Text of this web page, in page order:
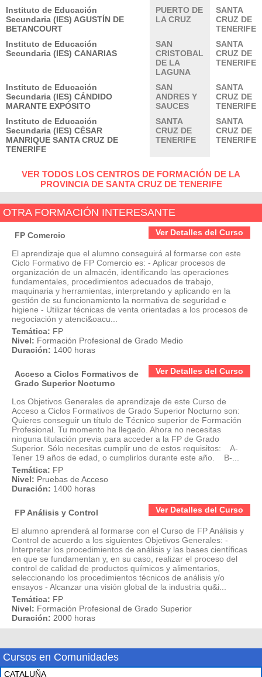
Instituto de Educación
Secundaria (IES) AGUSTÍN DE
BETANCOURT
PUERTO DE
LA CRUZ
SANTA
CRUZ DE
TENERIFE
Instituto de Educación
Secundaria (IES) CANARIAS
SAN
CRISTOBAL
DE LA
LAGUNA
SANTA
CRUZ DE
TENERIFE
Instituto de Educación
Secundaria (IES) CÁNDIDO
MARANTE EXPÓSITO
SAN
ANDRES Y
SAUCES
SANTA
CRUZ DE
TENERIFE
Instituto de Educación
Secundaria (IES) CÉSAR
MANRIQUE SANTA CRUZ DE
TENERIFE
SANTA
CRUZ DE
TENERIFE
SANTA
CRUZ DE
TENERIFE
VER TODOS LOS CENTROS DE FORMACIÓN DE LA
PROVINCIA DE SANTA CRUZ DE TENERIFE
OTRA FORMACIÓN INTERESANTE
Ver Detalles del Curso
FP Comercio
El aprendizaje que el alumno conseguirá al formarse con este
Ciclo Formativo de FP Comercio es: - Aplicar procesos de
organización de un almacén, identificando las operaciones
fundamentales, procedimientos adecuados de trabajo,
maquinaria y herramientas, interpretando y aplicando en la
gestión de su funcionamiento la normativa de seguridad e
higiene - Utilizar técnicas de venta orientadas a los procesos de
negociación y atenci&oacu...
Temática: FP
Nivel: Formación Profesional de Grado Medio
Duración: 1400 horas
Ver Detalles del Curso
Acceso a Ciclos Formativos de
Grado Superior Nocturno
Los Objetivos Generales de aprendizaje de este Curso de
Acceso a Ciclos Formativos de Grado Superior Nocturno son:
Quieres conseguir un título de Técnico superior de Formación
Profesional. Tu momento ha llegado. Ahora no necesitas
ninguna titulación previa para acceder a la FP de Grado
Superior. Sólo necesitas cumplir uno de estos requisitos: A-
Tener 19 años de edad, o cumplirlos durante este año. B-...
Temática: FP
Nivel: Pruebas de Acceso
Duración: 1400 horas
Ver Detalles del Curso
FP Análisis y Control
El alumno aprenderá al formarse con el Curso de FP Análisis y
Control de acuerdo a los siguientes Objetivos Generales: -
Interpretar los procedimientos de análisis y las bases científicas
en que se fundamentan y, en su caso, realizar el proceso del
control de calidad de productos químicos y alimentarios,
seleccionando los procedimientos técnicos de análisis y/o
ensayos - Alcanzar una visión global de la industria qu&i...
Temática: FP
Nivel: Formación Profesional de Grado Superior
Duración: 2000 horas
Cursos en Comunidades
CATALUÑA